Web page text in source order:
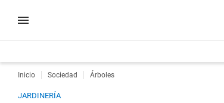
Inicio Sociedad Árboles
JARDINERÍA